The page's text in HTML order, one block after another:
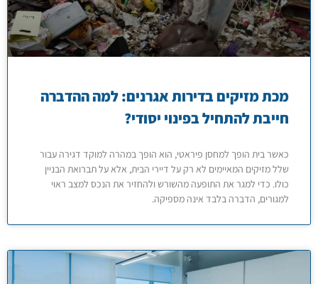
מכת מזיקים בדירות אגרנים: למה ההדברה
חייבת להתחיל בפינוי יסודי?
כאשר בית הופך למחסן פיראטי, הוא הופך במהרה למוקד דגירה עבור
שלל מזיקים המאיימים לא רק על דיירי הבית, אלא על תברואת הבניין
כולו. כדי למגר את התופעה מהשורש ולהחזיר את הנכס למצב ראוי
למגורים, הדברה בלבד אינה מספיקה.